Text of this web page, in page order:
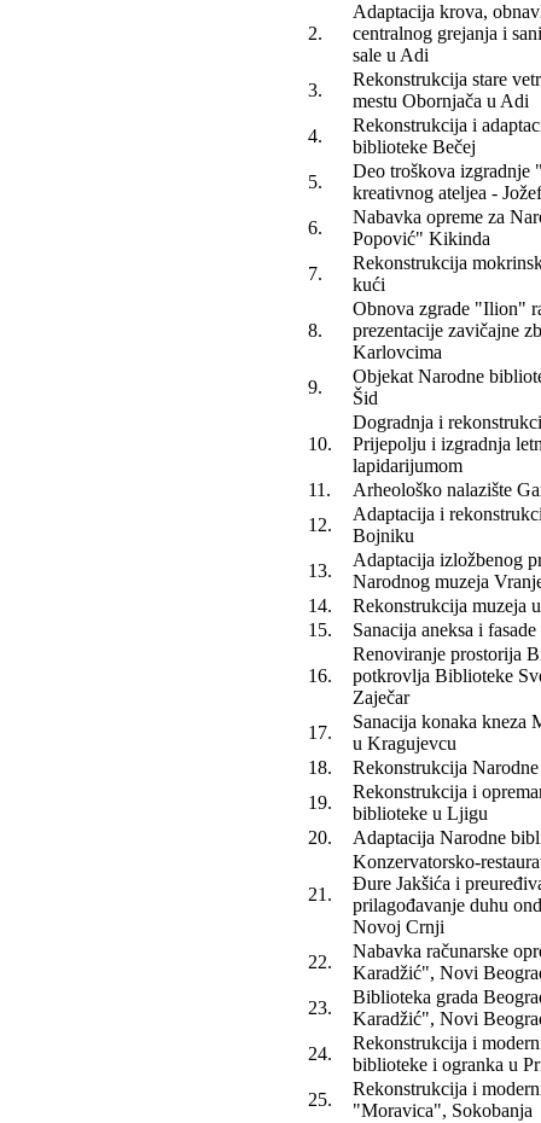
2.
Adaptacija krova,
centralnog grejanja i
sale u Adi
3.
Rekonstrukcija stare
mestu Obornjača u Adi
4.
Rekonstrukcija i
biblioteke Bečej
5.
Deo troškova izgradnje
kreativnog ateljea -
6.
Nabavka opreme za
Popović" Kikinda
7.
Rekonstrukcija
kući
8.
Obnova zgrade "Ilion"
prezentacije zavičajne
Karlovcima
9.
Objekat Narodne
Šid
10.
Dogradnja i
Prijepolju i izgradnja
lapidarijumom
11.
Arheološko nalazište
12.
Adaptacija i
Bojniku
13.
Adaptacija izložbenog
Narodnog muzeja
14.
Rekonstrukcija muzeja
15.
Sanacija aneksa i
16.
Renoviranje prostorija
potkrovlja Biblioteke
Zaječar
17.
Sanacija konaka kneza
u Kragujevcu
18.
Rekonstrukcija
19.
Rekonstrukcija i
biblioteke u Ljigu
20.
Adaptacija Narodne
21.
Konzervatorsko-
Đure Jakšića i
prilagođavanje duhu
Novoj Crnji
22.
Nabavka računarske
Karadžić", Novi
23.
Biblioteka grada
Karadžić", Novi
24.
Rekonstrukcija i
biblioteke i ogranka u
25.
Rekonstrukcija i
"Moravica", Sokobanja